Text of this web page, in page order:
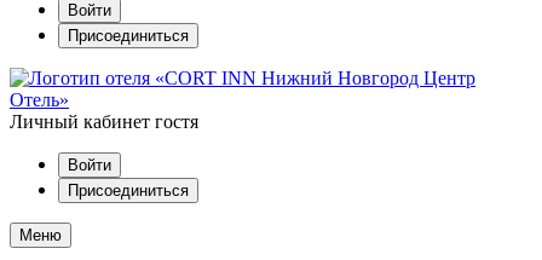
Войти
Присоединиться
Личный кабинет гостя
Войти
Присоединиться
Меню